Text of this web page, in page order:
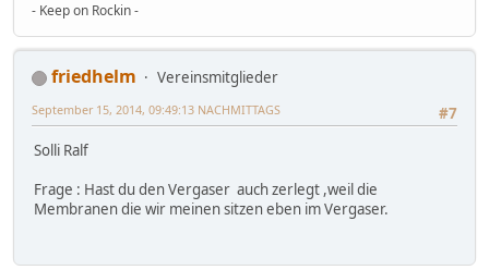
- Keep on Rockin -
friedhelm
Vereinsmitglieder
#7
September 15, 2014, 09:49:13 NACHMITTAGS
Solli Ralf
Frage : Hast du den Vergaser auch zerlegt ,weil die
Membranen die wir meinen sitzen eben im Vergaser.